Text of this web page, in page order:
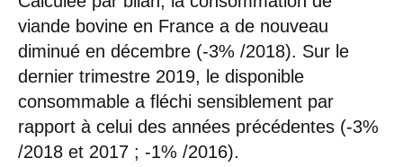
viande bovine en France a de nouveau
diminué en décembre (-3% /2018). Sur le
dernier trimestre 2019, le disponible
consommable a fléchi sensiblement par
rapport à celui des années précédentes (-3%
/2018 et 2017 ; -1% /2016).